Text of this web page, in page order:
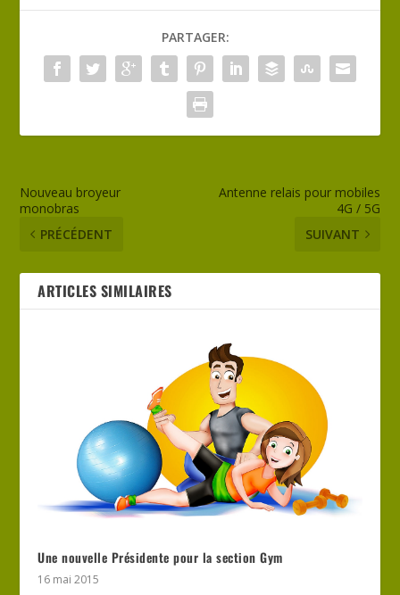
PARTAGER:
Nouveau broyeur
monobras
PRÉCÉDENT
Antenne relais pour mobiles
4G / 5G
SUIVANT
ARTICLES SIMILAIRES
Une nouvelle Présidente pour la section Gym
16 mai 2015